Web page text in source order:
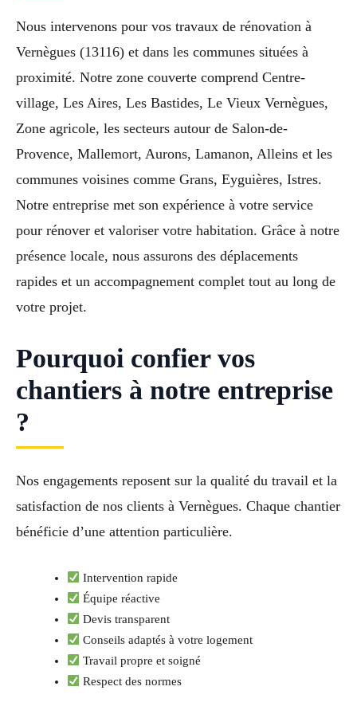
Nous intervenons pour vos travaux de rénovation à
Vernègues (13116) et dans les communes situées à
proximité. Notre zone couverte comprend Centre-
village, Les Aires, Les Bastides, Le Vieux Vernègues,
Zone agricole, les secteurs autour de Salon-de-
Provence, Mallemort, Aurons, Lamanon, Alleins et les
communes voisines comme Grans, Eyguières, Istres.
Notre entreprise met son expérience à votre service
pour rénover et valoriser votre habitation. Grâce à notre
présence locale, nous assurons des déplacements
rapides et un accompagnement complet tout au long de
votre projet.
Pourquoi confier vos
chantiers à notre entreprise
?
Nos engagements reposent sur la qualité du travail et la
satisfaction de nos clients à Vernègues. Chaque chantier
bénéficie d’une attention particulière.
Intervention rapide
Équipe réactive
Devis transparent
Conseils adaptés à votre logement
Travail propre et soigné
Respect des normes